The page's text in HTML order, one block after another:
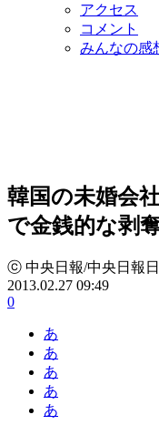
アクセス
コメント
みんなの感
韓国の未婚会
で金銭的な剥
ⓒ 中央日報/中央日報
2013.02.27 09:49
0
あ
あ
あ
あ
あ